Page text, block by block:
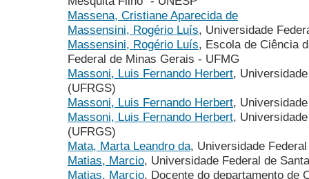
Massena, Cristiane Aparecida de
Massensini, Rogério Luís, Universidade
Massensini, Rogério Luís, Escola de Ciência
Federal de Minas Gerais - UFMG
Massoni, Luis Fernando Herbert,
(UFRGS)
Massoni, Luis Fernando Herbert,
Massoni, Luis Fernando Herbert,
(UFRGS)
Mata, Marta Leandro da, Universidade
Matias, Marcio, Universidade Federal de
Matias, Marcio, Docente do departamento de